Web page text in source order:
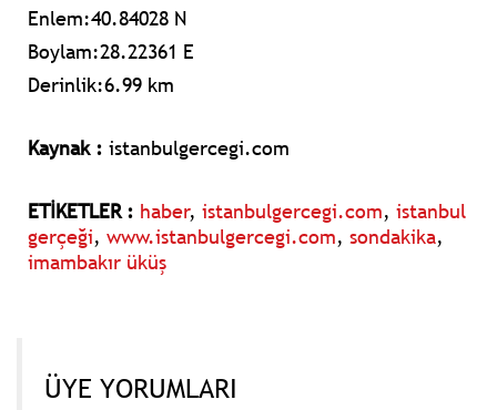
Enlem:40.84028 N
Boylam:28.22361 E
Derinlik:6.99 km
Kaynak : istanbulgercegi.com
ETİKETLER : haber, istanbulgercegi.com, istanbul
gerçeği, www.istanbulgercegi.com, sondakika,
imambakır üküş
ÜYE YORUMLARI